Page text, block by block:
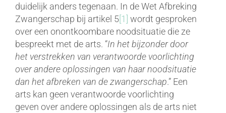
duidelijk anders tegenaan. In de Wet Afbreking
Zwangerschap bij artikel 5[1] wordt gesproken
over een onontkoombare noodsituatie die ze
bespreekt met de arts. “In het bijzonder door
het verstrekken van verantwoorde voorlichting
over andere oplossingen van haar noodsituatie
dan het afbreken van de zwangerschap.” Een
arts kan geen verantwoorde voorlichting
geven over andere oplossingen als de arts niet